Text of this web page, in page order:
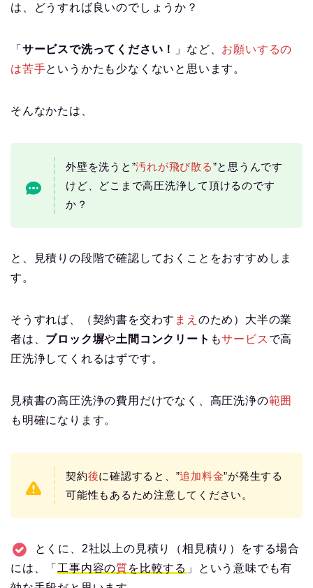
は、どうすれば良いのでしょうか？
「 サービスで洗ってください！ 」など、 お願いするの
は苦手というかたも少なくないと思います。
そんなかたは、
外壁を洗うと”汚れが飛び散る”と思うんです
けど、どこまで高圧洗浄して頂けるのです
か？
と、見積りの段階で確認しておくことをおすすめしま
す。
そうすれば、（契約書を交わす まえ のため）大半の業
者は、 ブロック塀や土間コンクリート もサービス で高
圧洗浄してくれるはずです。
見積書の高圧洗浄の費用だけでなく、高圧洗浄の範囲
も明確になります。
契約後に確認すると、”追加料金”が発生する
可能性もあるため注意してください。
とくに、2社以上の見積り（相見積り）をする場合
には、「 工事内容の質を比較する 」という意味でも有